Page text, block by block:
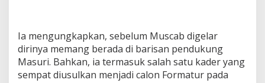
Ia mengungkapkan, sebelum Muscab digelar
dirinya memang berada di barisan pendukung
Masuri. Bahkan, ia termasuk salah satu kader yang
sempat diusulkan menjadi calon Formatur pada